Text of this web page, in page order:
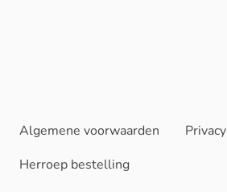
Algemene voorwaarden Privacy
Herroep bestelling